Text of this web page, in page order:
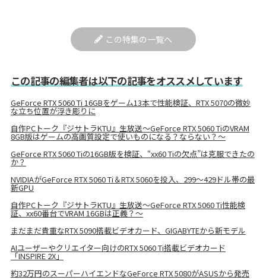
この特集の一覧へ
この記事の編集者は以下の記事をオススメしています
GeForce RTX 5060 Ti 16GBをゲーム13本で性能検証、RTX 5070の微妙
な立ち位置が浮き彫りに
自作PCトーク『ジサトラKTU』生放送～GeForce RTX 5060 TiのVRAM
8GB版はゲームの高画質設定で使いものになる？ならない？～
GeForce RTX 5060 Tiの16GB版を検証、“xx60 Tiの欠点”は克服できたの
か？
NVIDIAがGeForce RTX 5060 Ti＆RTX 5060を投入、299〜429ドル帯の最
新GPU
自作PCトーク『ジサトラKTU』生放送～GeForce RTX 5060 Ti性能検
証、xx60番台でVRAM 16GBは正義？～
まだまだ貴重なRTX 5090搭載ビデオカード、GIGABYTEから新モデル
AIユーザーやクリエイター向けのRTX 5060 Ti搭載ビデオカード
「INSPIRE 2X」
約32万円のスーパーハイエンドなGeForce RTX 5080がASUSから発売